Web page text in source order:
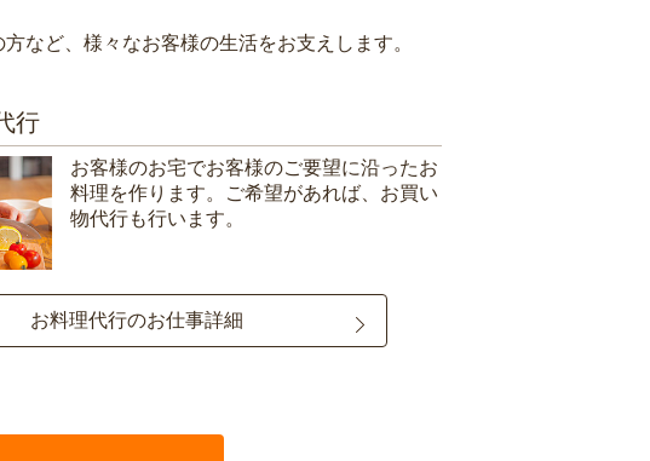
など、様々なお客様の生活をお支えします。
行
お客様のお宅でお客様のご要望に沿ったお
料理を作ります。ご希望があれば、お買い
物代行も行います。
お料理代行のお仕事詳細